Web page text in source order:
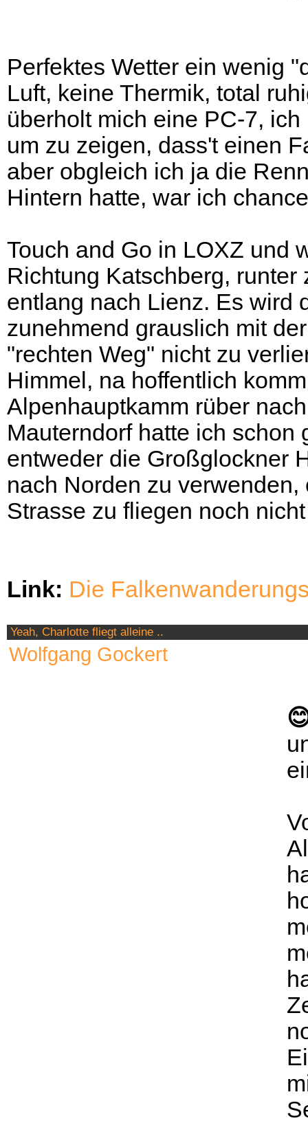
Perfektes Wetter ein wenig
Luft, keine Thermik, total
überholt mich eine PC-7,
um zu zeigen, dass't einen
aber obgleich ich ja die
Hintern hatte, war ich
Touch and Go in LOXZ und
Richtung Katschberg,
entlang nach Lienz. Es wird
zunehmend grauslich mit
"rechten Weg" nicht zu
Himmel, na hoffentlich
Alpenhauptkamm rüber
Mauterndorf hatte ich
entweder die Großglockner
nach Norden zu
Strasse zu fliegen noch
Link: Die
Yeah, Charlotte fliegt alleine ..
Wolfgang Gockert